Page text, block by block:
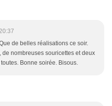
de belles réalisations ce soir.
de nombreuses souricettes et deux
Bonne soirée. Bisous.